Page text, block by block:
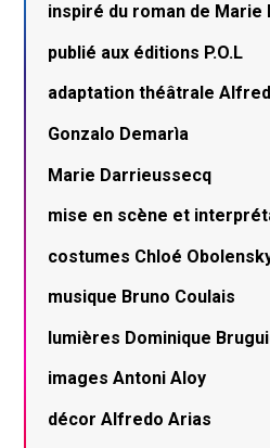
inspiré du roman de Marie
publié aux éditions P.O.L
adaptation théâtrale
Gonzalo Demarìa
Marie Darrieussecq
mise en scène et
costumes Chloé
musique Bruno Coulais
lumières Dominique
images Antoni Aloy
décor Alfredo Arias